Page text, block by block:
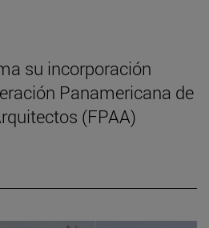
su incorporación
Panamericana de
(FPAA)